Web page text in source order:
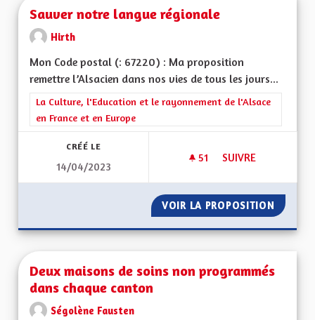
Sauver notre langue régionale
Hirth
Mon Code postal (: 67220) : Ma proposition
remettre l’Alsacien dans nos vies de tous les jours...
Filtrer les résultats de la catégorie : La Culture, l'Education et
La Culture, l'Education et le rayonnement de l'Alsace
en France et en Europe
CRÉÉ LE
14/04/2023
51 51 ABONNÉS
SUIVRE
VOIR LA PROPOSITION
Deux maisons de soins non programmés
dans chaque canton
Ségolène Fausten